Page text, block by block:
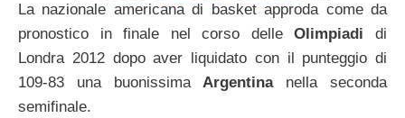
La nazionale americana di basket approda come da
pronostico in finale nel corso delleOlimpiadi di
Londra 2012 dopo aver liquidato con il punteggio di
109-83 una buonissimaArgentinanella seconda
semifinale.